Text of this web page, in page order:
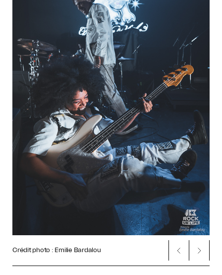
Crédit photo : Emilie Bardalou